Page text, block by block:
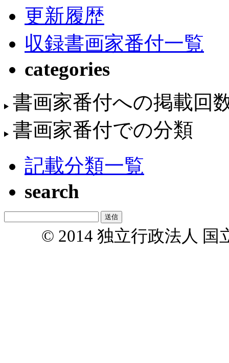
更新履歴
収録書画家番付一覧
categories
書画家番付への掲載回
書画家番付での分類
記載分類一覧
search
© 2014 独立行政法人 国